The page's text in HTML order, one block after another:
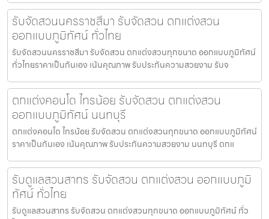
รับจัดสวนนครราชสีมา รับจัดสวน ตกแต่งสวน
ออกแบบภูมิทัศน์ ทั่วไทย
รับจัดสวนนครราชสีมา รับจัดสวน ตกแต่งสวนทุกขนาด ออกแบบภูมิทัศน์
ทั่วไทยราคาเป็นกันเอง เน้นคุณภาพ รับประกันความสวยงาม รับจ
ตกแต่งคอนโด ไทรน้อย รับจัดสวน ตกแต่งสวน
ออกแบบภูมิทัศน์ นนทบุรี
ตกแต่งคอนโด ไทรน้อย รับจัดสวน ตกแต่งสวนทุกขนาด ออกแบบภูมิทัศน์
ราคาเป็นกันเอง เน้นคุณภาพ รับประกันความสวยงาม นนทบุรี ตกแ
รับดูแลสวนสาทร รับจัดสวน ตกแต่งสวน ออกแบบภูมิ
ทัศน์ ทั่วไทย
รับดูแลสวนสาทร รับจัดสวน ตกแต่งสวนทุกขนาด ออกแบบภูมิทัศน์ ทั่ว